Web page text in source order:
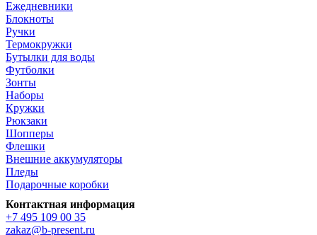
Ежедневники
Блокноты
Ручки
Термокружки
Бутылки для воды
Футболки
Зонты
Наборы
Кружки
Рюкзаки
Шопперы
Флешки
Внешние аккумуляторы
Пледы
Подарочные коробки
Контактная информация
+7 495 109 00 35
zakaz@b-present.ru